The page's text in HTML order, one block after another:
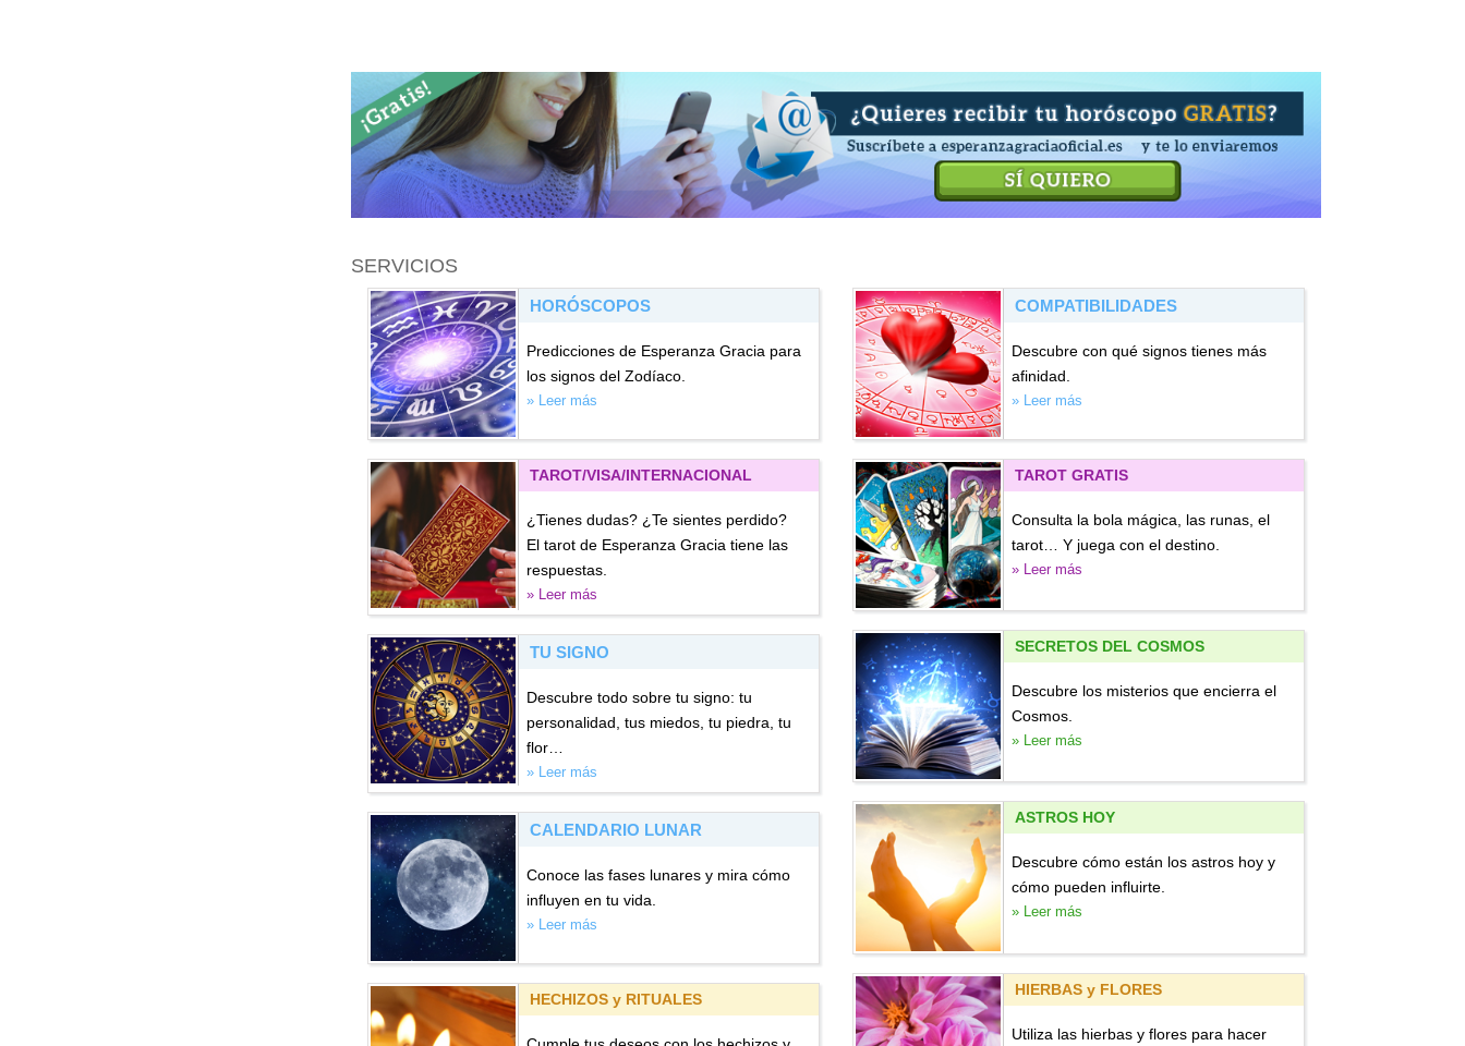
SERVICIOS
HORÓSCOPOS
Predicciones de Esperanza Gracia para
los signos del Zodíaco.
» Leer más
TAROT/VISA/INTERNACIONAL
¿Tienes dudas? ¿Te sientes perdido?
El tarot de Esperanza Gracia tiene las
respuestas.
» Leer más
TU SIGNO
Descubre todo sobre tu signo: tu
personalidad, tus miedos, tu piedra, tu
flor…
» Leer más
CALENDARIO LUNAR
Conoce las fases lunares y mira cómo
influyen en tu vida.
» Leer más
HECHIZOS y RITUALES
COMPATIBILIDADES
Descubre con qué signos tienes más
afinidad.
» Leer más
TAROT GRATIS
Consulta la bola mágica, las runas, el
tarot… Y juega con el destino.
» Leer más
SECRETOS DEL COSMOS
Descubre los misterios que encierra el
Cosmos.
» Leer más
ASTROS HOY
Descubre cómo están los astros hoy y
cómo pueden influirte.
» Leer más
HIERBAS y FLORES
Utiliza las hierbas y flores para hacer